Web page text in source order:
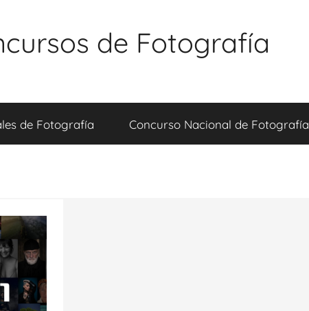
de Fotografía
de Fotografía Concurso Nacional de Fotografía